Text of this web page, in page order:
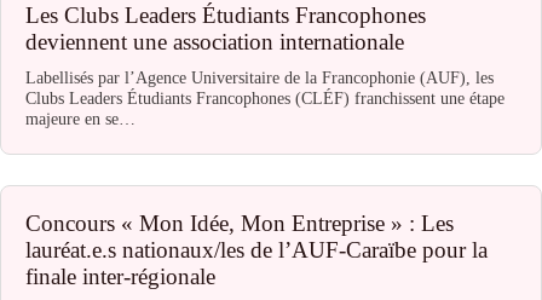
Les Clubs Leaders Étudiants Francophones
deviennent une association internationale
Labellisés par l’Agence Universitaire de la Francophonie (AUF), les
Clubs Leaders Étudiants Francophones (CLÉF) franchissent une étape
majeure en se…
Concours « Mon Idée, Mon Entreprise » : Les
lauréat.e.s nationaux/les de l’AUF-Caraïbe pour la
finale inter-régionale